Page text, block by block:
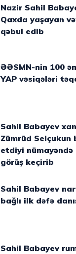
Nazir Sahil Babayev Şəki və
Qaxda yaşayan
qəbul edib
ƏƏSMN-nin 100 əməkdaşına
YAP vəsiqələri
Sahil Babayev xanım Zehra
Zümrüd Selçukun
etdiyi nümayəndə
görüş keçirib
Sahil Babayev narazı qazilərlə
bağlı ilk dəfə
Sahil Babayev rumnyalı